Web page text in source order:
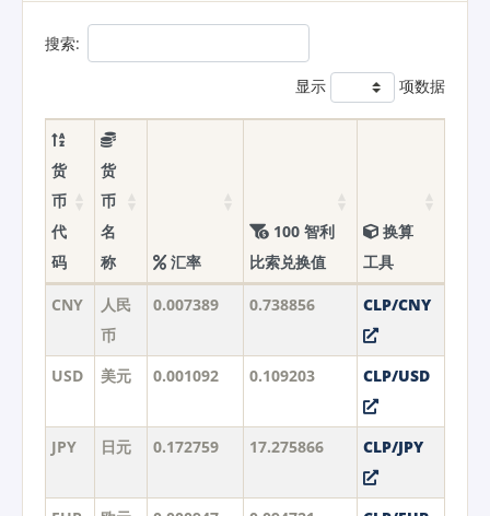
搜索:
显示 项数据
货
币
代
码
货
币
名
称
汇率
100 智利
比索兑换值
换算
工具
CNY
人民
币
0.007389 0.738856 CLP/CNY
USD 美元 0.001092 0.109203 CLP/USD
JPY 日元 0.172759 17.275866 CLP/JPY